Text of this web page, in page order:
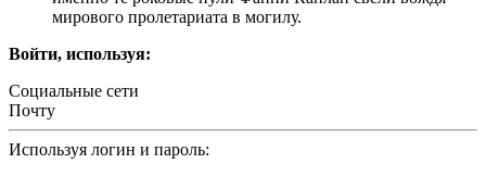
мирового пролетариата в могилу.
Войти, используя:
Социальные сети
Почту
Используя логин и пароль: